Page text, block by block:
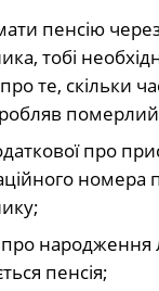
пенсію
тобі
те, скільки
про
про народження
пенсія;